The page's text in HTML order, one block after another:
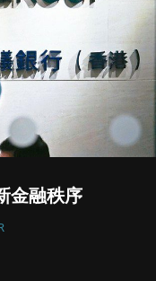
金融秩序